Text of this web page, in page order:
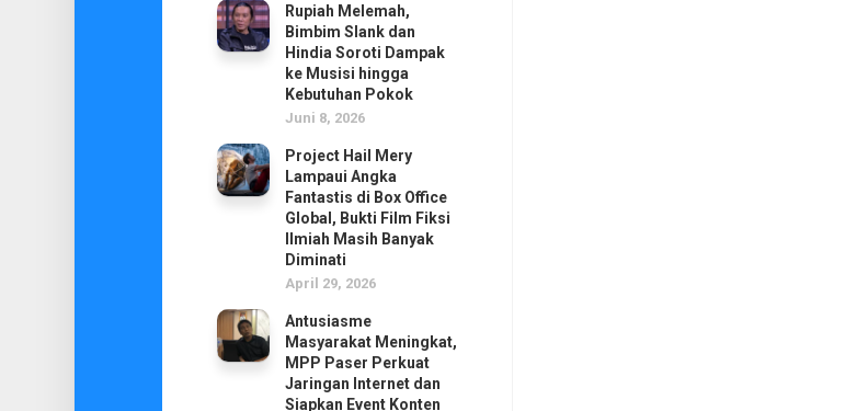
Rupiah Melemah,
Bimbim Slank dan
Hindia Soroti Dampak
ke Musisi hingga
Kebutuhan Pokok
Juni 8, 2026
Project Hail Mery
Lampaui Angka
Fantastis di Box Office
Global, Bukti Film Fiksi
Ilmiah Masih Banyak
Diminati
April 29, 2026
Antusiasme
Masyarakat Meningkat,
MPP Paser Perkuat
Jaringan Internet dan
Siapkan Event Konten